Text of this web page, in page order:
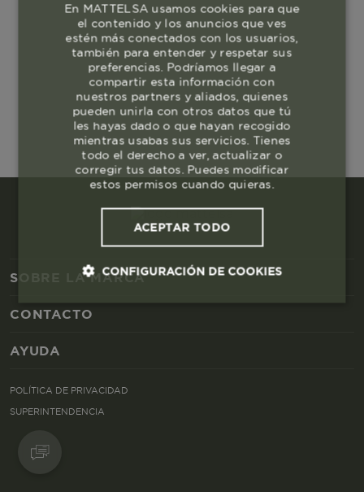
SOBRE LA MARCA
CONTACTO
AYUDA
POLÍTICA DE PRIVACIDAD
SUPERINTENDENCIA
En MATTELSA usamos cookies para que
el contenido y los anuncios que ves
estén más conectados con los usuarios,
también para entender y respetar sus
preferencias. Podríamos llegar a
compartir esta información con
nuestros partners y aliados, quienes
pueden unirla con otros datos que tú
les hayas dado o que hayan recogido
mientras usabas sus servicios. Tienes
todo el derecho a ver, actualizar o
corregir tus datos. Puedes modificar
estos permisos cuando quieras.
ACEPTAR TODO
CONFIGURACIÓN DE COOKIES